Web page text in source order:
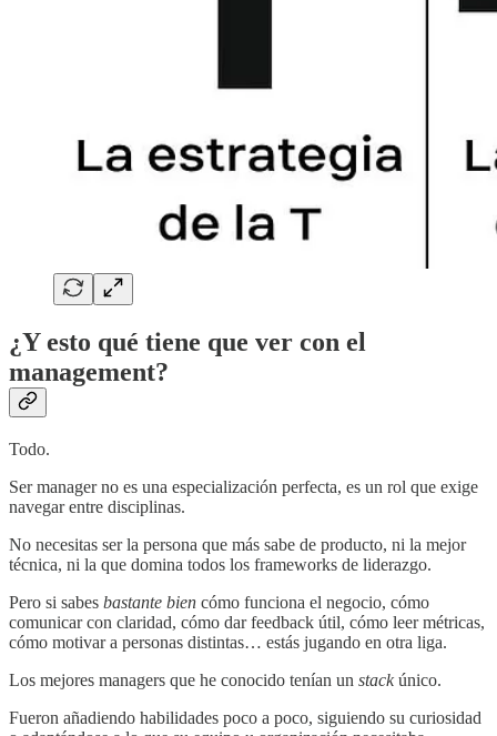
¿Y esto qué tiene que ver con el
management?
Todo.
Ser manager no es una especialización perfecta, es un rol que exige
navegar entre disciplinas.
No necesitas ser la persona que más sabe de producto, ni la mejor
técnica, ni la que domina todos los frameworks de liderazgo.
Pero si sabes bastante bien cómo funciona el negocio, cómo
comunicar con claridad, cómo dar feedback útil, cómo leer métricas,
cómo motivar a personas distintas… estás jugando en otra liga.
Los mejores managers que he conocido tenían un stackúnico.
Fueron añadiendo habilidades poco a poco, siguiendo su curiosidad